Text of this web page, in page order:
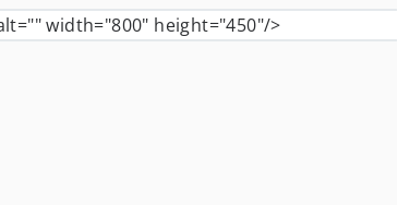
width="800" height="450"/>